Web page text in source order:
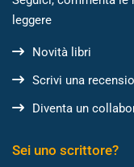
leggere
Novità libri
Scrivi una
Diventa un
Sei uno scrittore?